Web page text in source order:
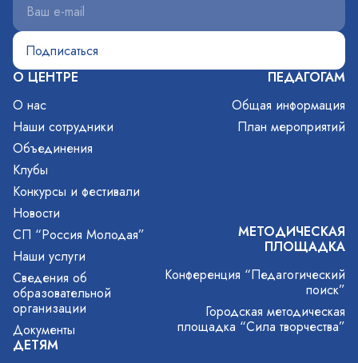
О ЦЕНТРЕ
О нас
Наши сотрудники
Объединения
Клубы
Конкурсы и фестивали
Новости
СП “Россия Молодая”
Наши услуги
Сведения об
образовательной
организации
Документы
ДЕТЯМ
ПЕДАГОГАМ
Общая информация
План мероприятий
МЕТОДИЧЕСКАЯ
ПЛОЩАДКА
Конференция “Педагогический
поиск”
Городская методическая
площадка “Сила творчества”